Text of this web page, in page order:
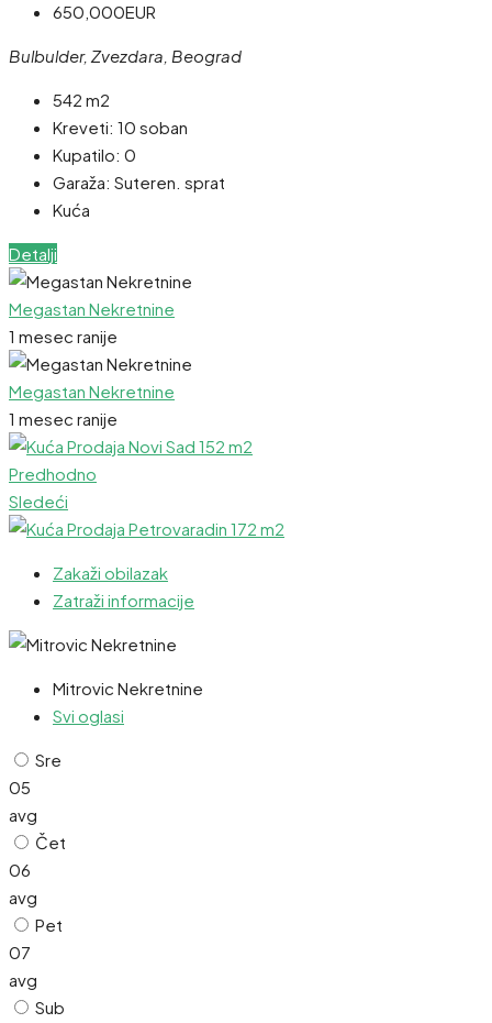
650,000EUR
Bulbulder, Zvezdara, Beograd
542 m2
Kreveti: 10 soban
Kupatilo: 0
Garaža: Suteren. sprat
Kuća
Detalji
Megastan Nekretnine
1 mesec ranije
Megastan Nekretnine
1 mesec ranije
Predhodno
Sledeći
Zakaži obilazak
Zatraži informacije
Mitrovic Nekretnine
Svi oglasi
Sre
05
avg
Čet
06
avg
Pet
07
avg
Sub